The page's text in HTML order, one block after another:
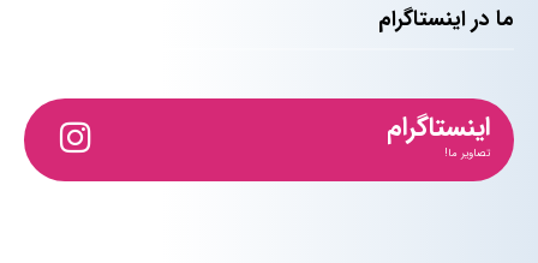
ما در اینستاگرام
اینستاگرام
تصاویر ما!